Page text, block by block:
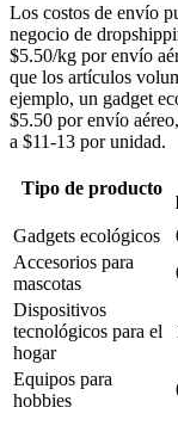
Los costos de envío
negocio de
$5.50/kg por envío
que los artículos
ejemplo, un gadget
$5.50 por envío
a $11-13 por unidad.
Tipo de producto
Gadgets ecológicos
Accesorios para
mascotas
Dispositivos
tecnológicos para el
hogar
Equipos para
hobbies